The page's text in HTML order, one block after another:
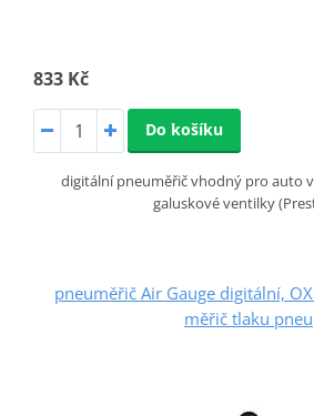
833 Kč
Do košíku
digitální pneuměřič vhodný pro auto
galuskové ventilky
pneuměřič Air Gauge digitální,
měřič tlaku pneu